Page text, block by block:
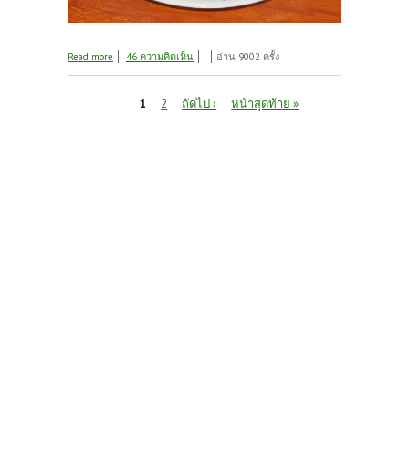
Read more about ได้รับของฝากจากป้าแมว+การบ้านคุณครู
46 ความคิดเห็น อ่าน 9002 ครั้ง
1 2 ถัดไป › หน้าสุดท้าย »